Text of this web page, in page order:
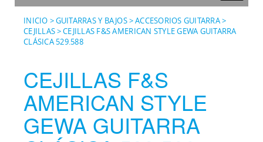
INICIO >GUITARRAS Y BAJOS>ACCESORIOS GUITARRA>
CEJILLAS>CEJILLAS F&S AMERICAN STYLE GEWA GUITARRA
CLÁSICA 529.588
CEJILLAS F&S
AMERICAN STYLE
GEWA GUITARRA